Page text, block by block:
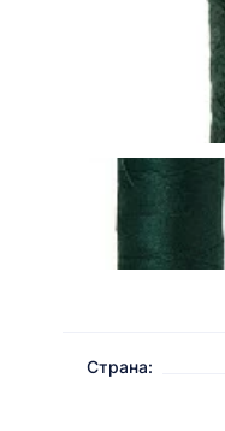
Страна: